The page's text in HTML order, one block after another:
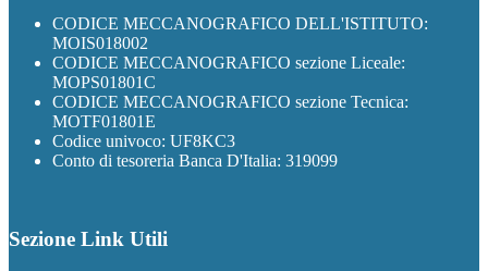
CODICE MECCANOGRAFICO DELL'ISTITUTO:
MOIS018002
CODICE MECCANOGRAFICO sezione Liceale:
MOPS01801C
CODICE MECCANOGRAFICO sezione Tecnica:
MOTF01801E
Codice univoco: UF8KC3
Conto di tesoreria Banca D'Italia: 319099
Sezione Link Utili